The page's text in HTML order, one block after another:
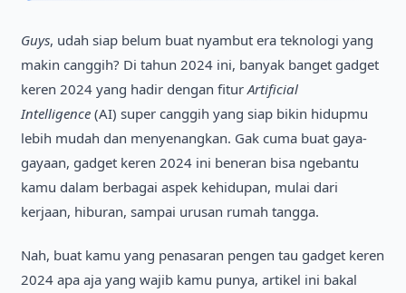
Guys, udah siap belum buat nyambut era teknologi yang
makin canggih? Di tahun 2024 ini, banyak banget gadget
keren 2024 yang hadir dengan fitur Artificial
Intelligence(AI) super canggih yang siap bikin hidupmu
lebih mudah dan menyenangkan. Gak cuma buat gaya-
gayaan, gadget keren 2024 ini beneran bisa ngebantu
kamu dalam berbagai aspek kehidupan, mulai dari
kerjaan, hiburan, sampai urusan rumah tangga.
Nah, buat kamu yang penasaran pengen tau gadget keren
2024 apa aja yang wajib kamu punya, artikel ini bakal